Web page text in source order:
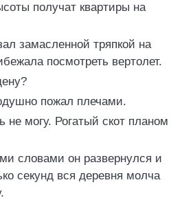
получат квартиры на
замасленной тряпкой на
посмотреть вертолет.
пожал плечами.
могу. Рогатый скот планом
словами он развернулся и
секунд вся деревня молча